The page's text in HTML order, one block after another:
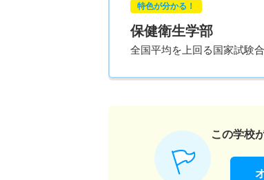
特色が分かる！
保健衛生学部
全国平均を上回る国家試験
この学校